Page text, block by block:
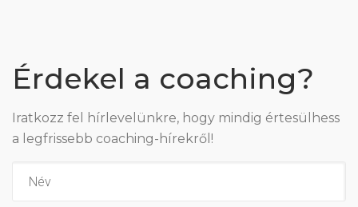
Érdekel a coaching?
Iratkozz fel hírlevelünkre, hogy mindig értesülhess
a legfrissebb coaching-hírekről!